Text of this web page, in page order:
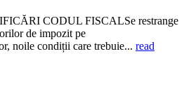
CODUL FISCALSe restrange
de impozit pe
noile condiții care trebuie... read